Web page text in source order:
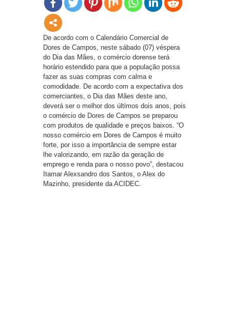
De acordo com o Calendário Comercial de
Dores de Campos, neste sábado (07) véspera
do Dia das Mães, o comércio dorense terá
horário estendido para que a população possa
fazer as suas compras com calma e
comodidade. De acordo com a expectativa dos
comerciantes, o Dia das Mães deste ano,
deverá ser o melhor dos últimos dois anos, pois
o comércio de Dores de Campos se preparou
com produtos de qualidade e preços baixos. “O
nosso comércio em Dores de Campos é muito
forte, por isso a importância de sempre estar
lhe valorizando, em razão da geração de
emprego e renda para o nosso povo”, destacou
Itamar Alexsandro dos Santos, o Alex do
Mazinho, presidente da ACIDEC.